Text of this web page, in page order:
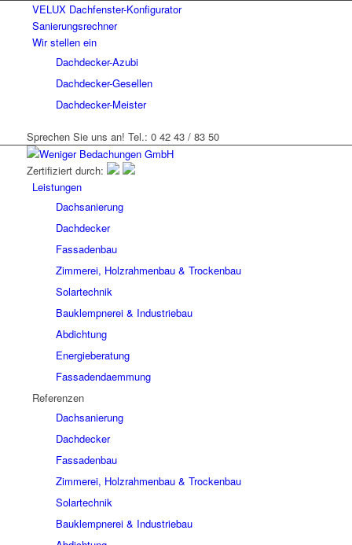
VELUX Dachfenster-Konfigurator
Sanierungsrechner
Wir stellen ein
Dachdecker-Azubi
Dachdecker-Gesellen
Dachdecker-Meister
Sprechen Sie uns an! Tel.: 0 42 43 / 83 50
Zertifiziert durch:
Leistungen
Dachsanierung
Dachdecker
Fassadenbau
Zimmerei, Holzrahmenbau & Trockenbau
Solartechnik
Bauklempnerei & Industriebau
Abdichtung
Energieberatung
Fassadendaemmung
Referenzen
Dachsanierung
Dachdecker
Fassadenbau
Zimmerei, Holzrahmenbau & Trockenbau
Solartechnik
Bauklempnerei & Industriebau